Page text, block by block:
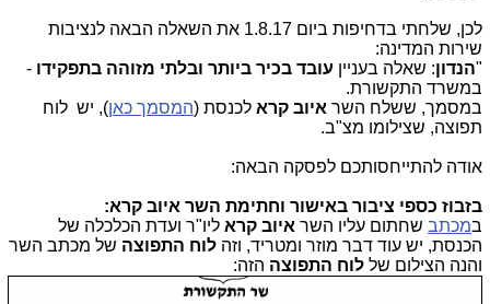
לכן, שלחתי בדחיפות ביום 1.8.17 את השאלה הבאה לנציבות
שירות המדינה:
"הנדון: שאלה בעניין עובד בכיר ביותר ובלתי מזוהה בתפקידו -
במשרד התקשורת.
במסמך, ששלח השר איוב קרא לכנסת (המסמך כאן), יש לוח
תפוצה, שצילומו מצ"ב.
אודה להתייחסותכם לפסקה הבאה:
בזבוז כספי ציבור באישור וחתימת השר איוב קרא:
במכתב שחתום עליו השר איוב קרא ליו"ר ועדת הכלכלה של
הכנסת, יש עוד דבר מוזר ומטריד, וזה לוח התפוצה של מכתב השר
והנה הצילום של לוח התפוצה הזה: